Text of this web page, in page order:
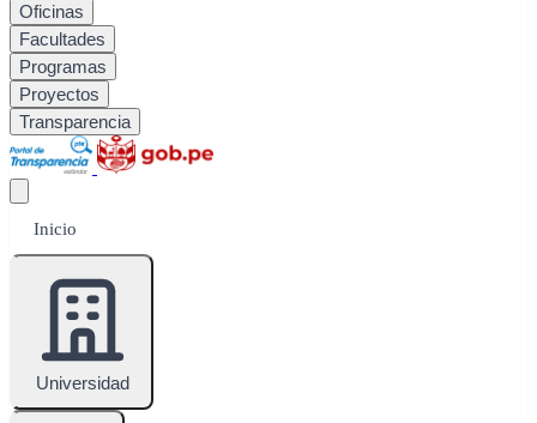
Oficinas
Facultades
Programas
Proyectos
Transparencia
Inicio
Universidad